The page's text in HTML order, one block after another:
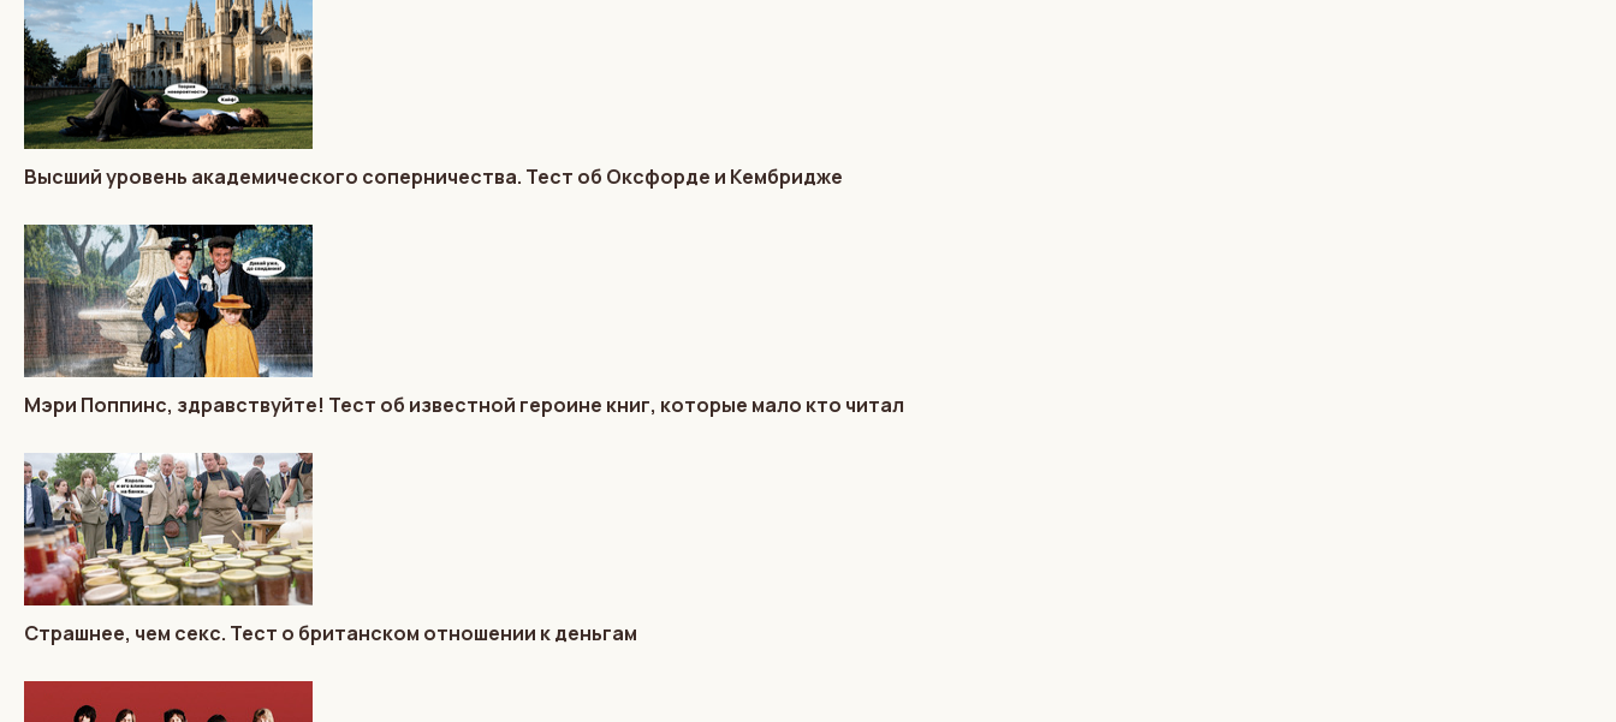
Высший уровень академического соперничества. Тест об Оксфорде и Кембридже
Мэри Поппинс, здравствуйте! Тест об известной героине книг, которые мало кто читал
Страшнее, чем секс. Тест о британском отношении к деньгам